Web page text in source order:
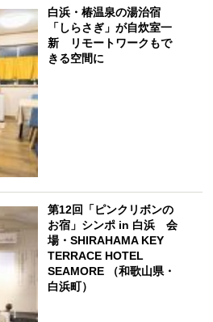
白浜・椿温泉の湯治宿
「しらさぎ」が自炊室一
新 リモートワークもで
きる空間に
第12回「ピンクリボンの
お宿」シンポ in 白浜 会
場・SHIRAHAMA KEY
TERRACE HOTEL
SEAMORE （和歌山県・
白浜町）